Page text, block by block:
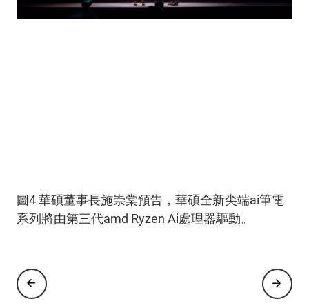
圖1 華碩董事長施崇棠擔任amd董事長暨執行長蘇
姿丰博士於computex 2024開幕主題演講嘉賓。
圖2 華碩董事長施崇棠於computex 2024 Amd 開幕
主題演講時，揭示華碩正邁向令人雀躍的
圖3 華碩董事長施崇棠強調華碩和amd為全方位的
合作夥伴關係，華碩於無所不在的ai世代中取得領
圖4 華碩董事長施崇棠預告，華碩全新尖端ai筆電
系列將由第三代amd Ryzen Ai處理器驅動。